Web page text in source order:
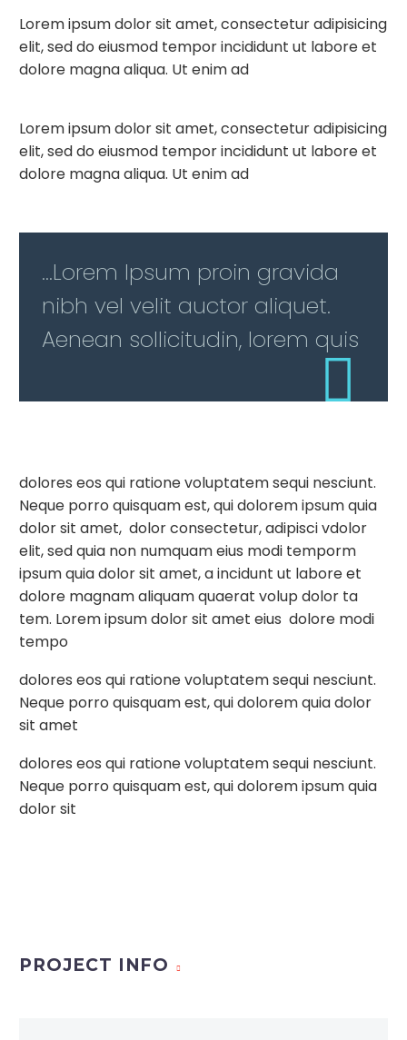
Lorem ipsum dolor sit amet, consectetur adipisicing
elit, sed do eiusmod tempor incididunt ut labore et
dolore magna aliqua. Ut enim ad
Lorem ipsum dolor sit amet, consectetur adipisicing
elit, sed do eiusmod tempor incididunt ut labore et
dolore magna aliqua. Ut enim ad
…Lorem Ipsum proin gravida
nibh vel velit auctor aliquet.
Aenean sollicitudin, lorem quis
dolores eos qui ratione voluptatem sequi nesciunt.
Neque porro quisquam est, qui dolorem ipsum quia
dolor sit amet, dolor consectetur, adipisci vdolor
elit, sed quia non numquam eius modi temporm
ipsum quia dolor sit amet, a incidunt ut labore et
dolore magnam aliquam quaerat volup dolor ta
tem. Lorem ipsum dolor sit amet eius dolore modi
tempo
dolores eos qui ratione voluptatem sequi nesciunt.
Neque porro quisquam est, qui dolorem quia dolor
sit amet
dolores eos qui ratione voluptatem sequi nesciunt.
Neque porro quisquam est, qui dolorem ipsum quia
dolor sit
PROJECT INFO